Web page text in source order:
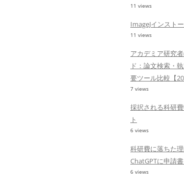
11 views
ImageJインスト
11 views
アカデミア研究
ド：論文検索・
要ツール比較【
7 views
採択される科研
ト
6 views
科研費に落ちた
ChatGPTに申請
6 views